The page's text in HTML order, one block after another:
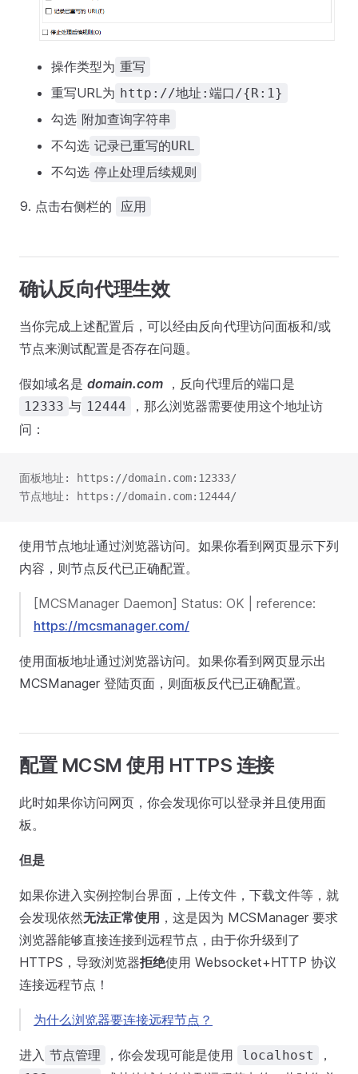
操作类型为 重写
重写URL为 http://地址:端口/{R:1}
勾选 附加查询字符串
不勾选 记录已重写的URL
不勾选 停止处理后续规则
点击右侧栏的 应用
确认反向代理生效
当你完成上述配置后，可以经由反向代理访问面板和/或
节点来测试配置是否存在问题。
假如域名是 domain.com ，反向代理后的端口是
12333 与 12444
，那么浏览器需要使用这个地址访
问：
面板地址: https://domain.com:12333/
节点地址: https://domain.com:12444/
使用节点地址通过浏览器访问。如果你看到网页显示下列
内容，则节点反代已正确配置。
[MCSManager Daemon] Status: OK | reference:
https://mcsmanager.com/
使用面板地址通过浏览器访问。如果你看到网页显示出
MCSManager 登陆页面，则面板反代已正确配置。
配置 MCSM 使用 HTTPS 连接
此时如果你访问网页，你会发现你可以登录并且使用面
板。
但是
如果你进入实例控制台界面，上传文件，下载文件等，就
会发现依然无法正常使用 ，这是因为 MCSManager 要求
浏览器能够直接连接到远程节点，由于你升级到了
HTTPS，导致浏览器拒绝使用 Websocket+HTTP 协议
连接远程节点！
为什么浏览器要连接远程节点？
进入 节点管理 ，你会发现可能是使用 localhost ，